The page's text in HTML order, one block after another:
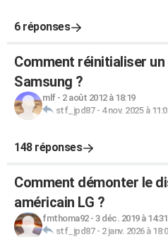
6 réponses
Comment réinitialiser
Samsung ?
mlf- 2 août 2012 à 18:19
stf_jpd87- 4 nov. 2025 à
148 réponses
Comment démonter le
américain LG ?
fmthoma92- 3 déc. 2019 à 14:31
stf_jpd87- 2 janv. 2026 à